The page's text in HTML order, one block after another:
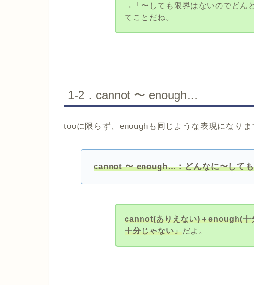
→「〜しても限界はないのでどん
てことだね。
1-2．cannot 〜 enough…
tooに限らず、enoughも同じような表現になりま
cannot 〜 enough…：どんなに〜して
cannot(ありえない)＋enough(十
十分じゃない」 だよ。